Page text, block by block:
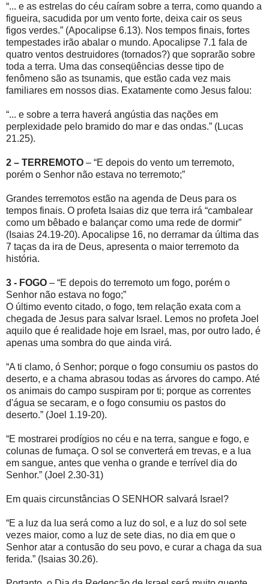
“... e as estrelas do céu caíram sobre a terra, como quando a
figueira, sacudida por um vento forte, deixa cair os seus
figos verdes.” (Apocalipse 6.13). Nos tempos finais, fortes
tempestades irão abalar o mundo. Apocalipse 7.1 fala de
quatro ventos destruidores (tornados?) que soprarão sobre
toda a terra. Uma das conseqüências desse tipo de
fenômeno são as tsunamis, que estão cada vez mais
familiares em nossos dias. Exatamente como Jesus falou:
“... e sobre a terra haverá angústia das nações em
perplexidade pelo bramido do mar e das ondas.” (Lucas
21.25).
2 – TERREMOTO – “E depois do vento um terremoto,
porém o Senhor não estava no terremoto;”
Grandes terremotos estão na agenda de Deus para os
tempos finais. O profeta Isaias diz que terra irá “cambalear
como um bêbado e balançar como uma rede de dormir”
(Isaias 24.19-20). Apocalipse 16, no derramar da última das
7 taças da ira de Deus, apresenta o maior terremoto da
história.
3 - FOGO – “E depois do terremoto um fogo, porém o
Senhor não estava no fogo;”
O último evento citado, o fogo, tem relação exata com a
chegada de Jesus para salvar Israel. Lemos no profeta Joel
aquilo que é realidade hoje em Israel, mas, por outro lado, é
apenas uma sombra do que ainda virá.
“A ti clamo, ó Senhor; porque o fogo consumiu os pastos do
deserto, e a chama abrasou todas as árvores do campo. Até
os animais do campo suspiram por ti; porque as correntes
d'água se secaram, e o fogo consumiu os pastos do
deserto.” (Joel 1.19-20).
“E mostrarei prodígios no céu e na terra, sangue e fogo, e
colunas de fumaça. O sol se converterá em trevas, e a lua
em sangue, antes que venha o grande e terrível dia do
Senhor.” (Joel 2.30-31)
Em quais circunstâncias O SENHOR salvará Israel?
“E a luz da lua será como a luz do sol, e a luz do sol sete
vezes maior, como a luz de sete dias, no dia em que o
Senhor atar a contusão do seu povo, e curar a chaga da sua
ferida.” (Isaias 30.26).